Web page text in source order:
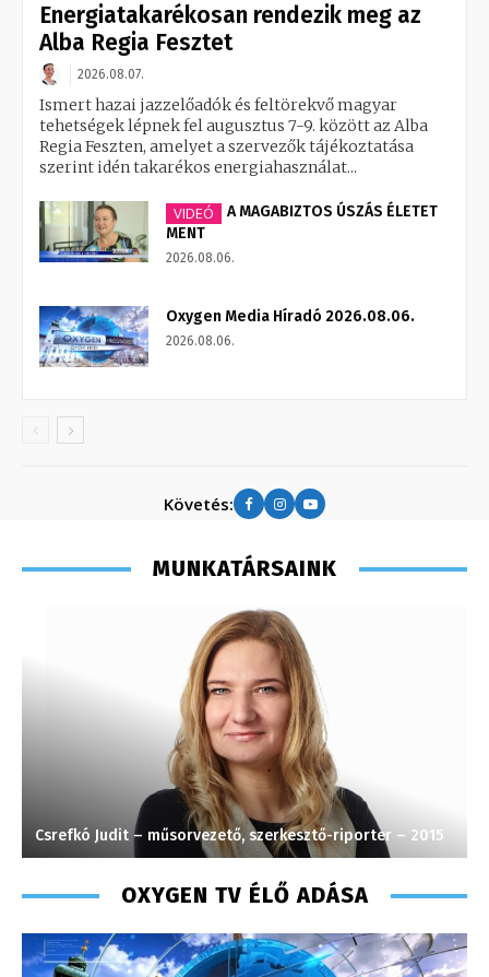
Energiatakarékosan rendezik meg az
Alba Regia Fesztet
2026.08.07.
Ismert hazai jazzelőadók és feltörekvő magyar
tehetségek lépnek fel augusztus 7-9. között az Alba
Regia Feszten, amelyet a szervezők tájékoztatása
szerint idén takarékos energiahasználat...
VIDEÓ
A MAGABIZTOS ÚSZÁS ÉLETET
MENT
2026.08.06.
Oxygen Media Híradó 2026.08.06.
2026.08.06.
Követés:
MUNKATÁRSAINK
Csrefkó Judit – műsorvezető, szerkesztő-riporter – 2015
OXYGEN TV ÉLŐ ADÁSA